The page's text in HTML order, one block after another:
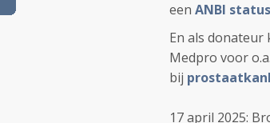
een ANBI status
En als
Medpro voor o.a.
bij
17 april 2025: